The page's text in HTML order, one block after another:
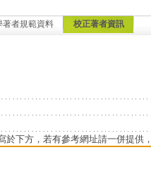
著者規範資料 校正著者資訊
於下方，若有參考網址請一併提供